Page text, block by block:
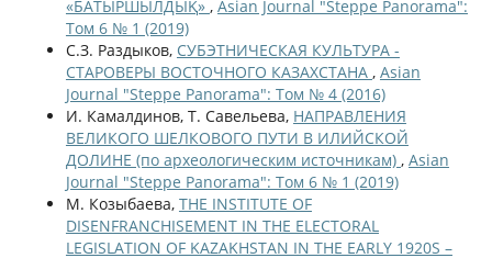
«БАТЫРШЫЛДЫҚ» , Asian Journal "Steppe Panorama":
Том 6 № 1 (2019)
С.З. Раздыков, СУБЭТНИЧЕСКАЯ КУЛЬТУРА -
СТАРОВЕРЫ ВОСТОЧНОГО КАЗАХСТАНА , Asian
Journal "Steppe Panorama": Том № 4 (2016)
И. Камалдинов, Т. Савельева, НАПРАВЛЕНИЯ
ВЕЛИКОГО ШЕЛКОВОГО ПУТИ В ИЛИЙСКОЙ
ДОЛИНЕ (по археологическим источникам) , Asian
Journal "Steppe Panorama": Том 6 № 1 (2019)
М. Козыбаева, THE INSTITUTE OF
DISENFRANCHISEMENT IN THE ELECTORAL
LEGISLATION OF KAZAKHSTAN IN THE EARLY 1920S –